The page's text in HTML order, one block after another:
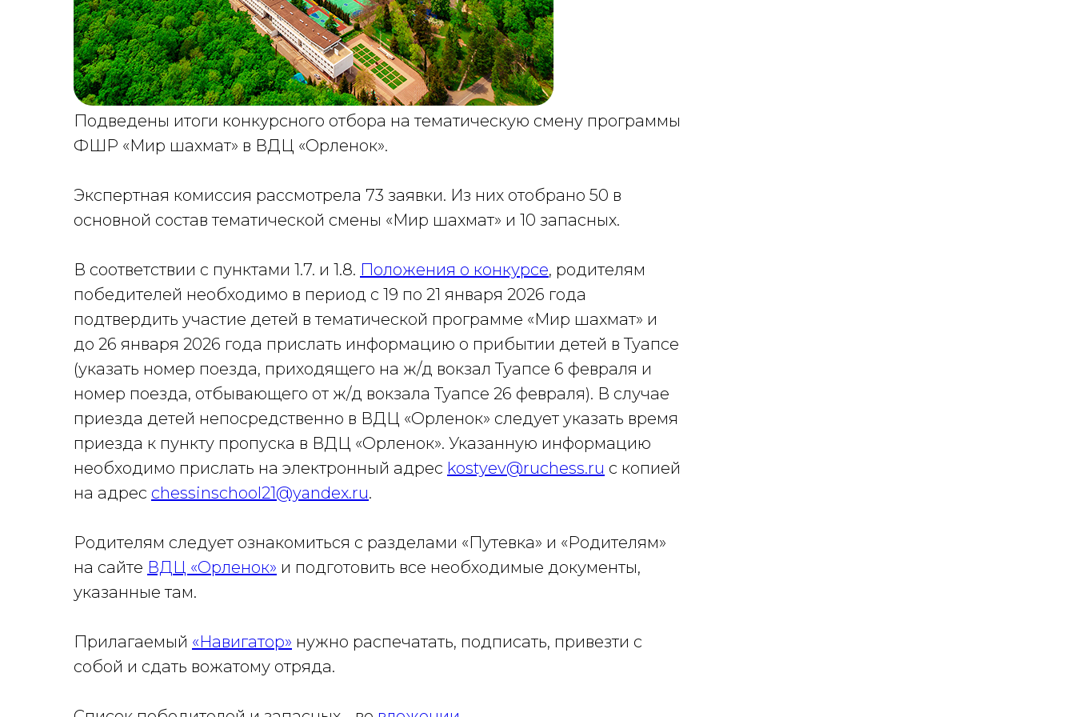
Подведены итоги конкурсного отбора на тематическую смену программы
ФШР «Мир шахмат» в ВДЦ «Орленок».
Экспертная комиссия рассмотрела 73 заявки. Из них отобрано 50 в
основной состав тематической смены «Мир шахмат» и 10 запасных.
В соответствии с пунктами 1.7. и 1.8. Положения о конкурсе, родителям
победителей необходимо в период с 19 по 21 января 2026 года
подтвердить участие детей в тематической программе «Мир шахмат» и
до 26 января 2026 года прислать информацию о прибытии детей в Туапсе
(указать номер поезда, приходящего на ж/д вокзал Туапсе 6 февраля и
номер поезда, отбывающего от ж/д вокзала Туапсе 26 февраля). В случае
приезда детей непосредственно в ВДЦ «Орленок» следует указать время
приезда к пункту пропуска в ВДЦ «Орленок». Указанную информацию
необходимо прислать на электронный адрес kostyev@ruchess.ru с копией
на адрес chessinschool21@yandex.ru.
Родителям следует ознакомиться с разделами «Путевка» и «Родителям»
на сайте ВДЦ «Орленок» и подготовить все необходимые документы,
указанные там.
Прилагаемый «Навигатор» нужно распечатать, подписать, привезти с
собой и сдать вожатому отряда.